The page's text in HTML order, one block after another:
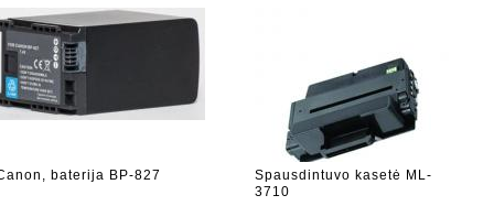
baterija BP-827
Spausdintuvo kasetė ML-
3710